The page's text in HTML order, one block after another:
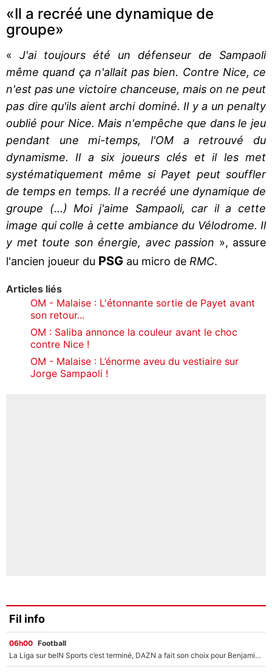
«Il a recréé une dynamique de
groupe»
« J'ai toujours été un défenseur de Sampaoli
même quand ça n'allait pas bien. Contre Nice, ce
n'est pas une victoire chanceuse, mais on ne peut
pas dire qu'ils aient archi dominé. Il y a un penalty
oublié pour Nice. Mais n'empêche que dans le jeu
pendant une mi-temps, l'OM a retrouvé du
dynamisme. Il a six joueurs clés et il les met
systématiquement même si Payet peut souffler
de temps en temps. Il a recréé une dynamique de
groupe (...) Moi j'aime Sampaoli, car il a cette
image qui colle à cette ambiance du Vélodrome. Il
y met toute son énergie, avec passion », assure
l'ancien joueur du PSG au micro de RMC.
Articles liés
OM - Malaise : L'étonnante sortie de Payet avant
son retour...
OM : Saliba annonce la couleur avant le choc
contre Nice !
OM - Malaise : L’énorme aveu du vestiaire sur
Jorge Sampaoli !
Fil info
06h00 Football
La Liga sur beIN Sports c’est terminé, DAZN a fait son choix pour Benjamin Da Silva et Omar Da Fonseca !